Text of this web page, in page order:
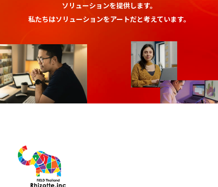
ソリューションを提供します。
私たちはソリューションをアートだと考えています。